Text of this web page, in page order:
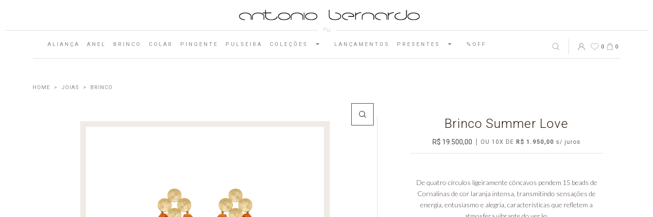
ALIANÇA ANEL BRINCO COLAR PINGENTE PULSEIRA COLEÇÕES LANÇAMENTOS PRESENTES %OFF 0 0
JOIAS BRINCO
Brinco Summer Love
R$ 19.500,00 OU 10X DE R$ 1.950,00
De quatro círculos ligeiramente côncavos pendem 15 beads de
Cornalinas de cor laranja intensa, transmitindo sensações de
energia, entusiasmo e alegria, características que refletem a